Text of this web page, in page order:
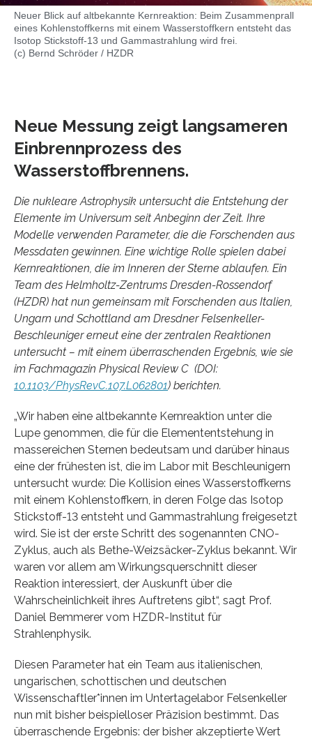
Neuer Blick auf altbekannte Kernreaktion: Beim Zusammenprall
eines Kohlenstoffkerns mit einem Wasserstoffkern entsteht das
Isotop Stickstoff-13 und Gammastrahlung wird frei.
(c) Bernd Schröder / HZDR
Neue Messung zeigt langsameren
Einbrennprozess des
Wasserstoffbrennens.
Die nukleare Astrophysik untersucht die Entstehung der
Elemente im Universum seit Anbeginn der Zeit. Ihre
Modelle verwenden Parameter, die die Forschenden aus
Messdaten gewinnen. Eine wichtige Rolle spielen dabei
Kernreaktionen, die im Inneren der Sterne ablaufen. Ein
Team des Helmholtz-Zentrums Dresden-Rossendorf
(HZDR) hat nun gemeinsam mit Forschenden aus Italien,
Ungarn und Schottland am Dresdner Felsenkeller-
Beschleuniger erneut eine der zentralen Reaktionen
untersucht – mit einem überraschenden Ergebnis, wie sie
im Fachmagazin Physical Review C (DOI:
10.1103/PhysRevC.107.L062801) berichten.
„Wir haben eine altbekannte Kernreaktion unter die
Lupe genommen, die für die Elemententstehung in
massereichen Sternen bedeutsam und darüber hinaus
eine der frühesten ist, die im Labor mit Beschleunigern
untersucht wurde: Die Kollision eines Wasserstoffkerns
mit einem Kohlenstoffkern, in deren Folge das Isotop
Stickstoff-13 entsteht und Gammastrahlung freigesetzt
wird. Sie ist der erste Schritt des sogenannten CNO-
Zyklus, auch als Bethe-Weizsäcker-Zyklus bekannt. Wir
waren vor allem am Wirkungsquerschnitt dieser
Reaktion interessiert, der Auskunft über die
Wahrscheinlichkeit ihres Auftretens gibt“, sagt Prof.
Daniel Bemmerer vom HZDR-Institut für
Strahlenphysik.
Diesen Parameter hat ein Team aus italienischen,
ungarischen, schottischen und deutschen
Wissenschaftler*innen im Untertagelabor Felsenkeller
nun mit bisher beispielloser Präzision bestimmt. Das
überraschende Ergebnis: der bisher akzeptierte Wert